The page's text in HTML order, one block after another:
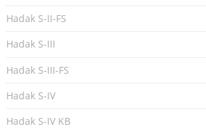
Hadak S-II-FS
Hadak S-III
Hadak S-III-FS
Hadak S-IV
Hadak S-IV KB